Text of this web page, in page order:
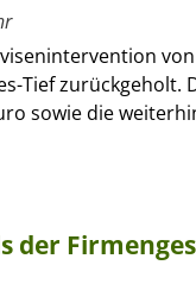
von
Tief
sowie die
der